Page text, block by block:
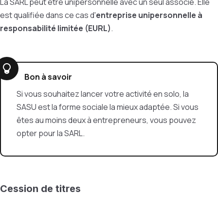
est qualifiée dans ce cas d'entreprise unipersonnelle à
responsabilité limitée (EURL).
Bon à savoir
Si vous souhaitez lancer votre activité en solo, la
SASU est la forme sociale la mieux adaptée. Si vous
êtes au moins deux à entrepreneurs, vous pouvez
opter pour la SARL.
Cession de titres